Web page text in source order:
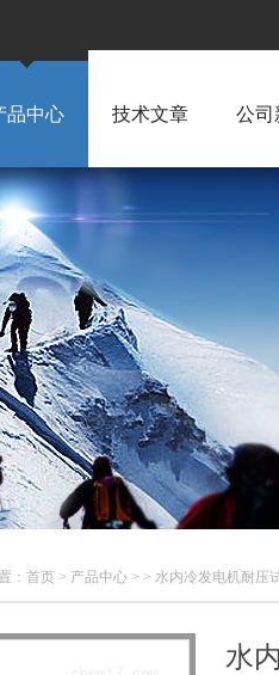
品中心 技术文章 公司
： 首页 > 产品中心 > > 水内冷发电机耐压
水